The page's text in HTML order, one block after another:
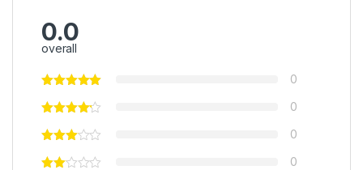
0.0
overall
0
0
0
0